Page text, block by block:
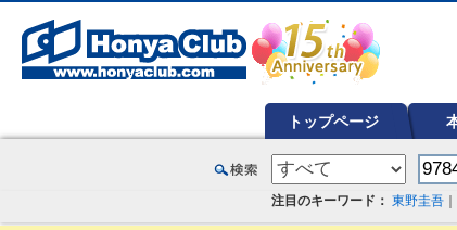
トップページ
注目のキーワード： 東野圭吾